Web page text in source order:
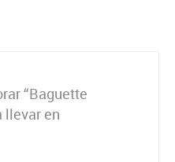
“Baguette
llevar en